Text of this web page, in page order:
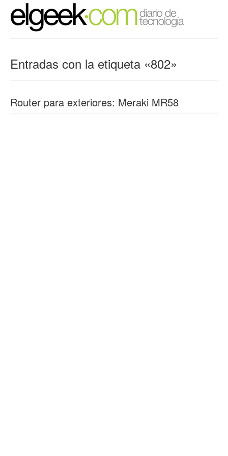
Entradas con la etiqueta «802»
Router para exteriores: Meraki MR58